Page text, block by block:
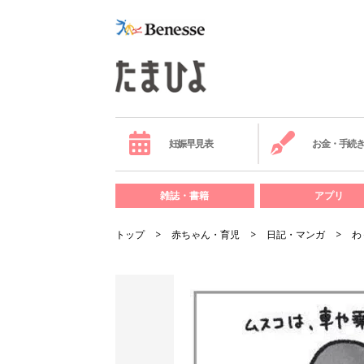
妊娠早見表 お金・手続き
雑誌・書籍 アプリ
トップ 赤ちゃん・育児 日記・マンガ わ